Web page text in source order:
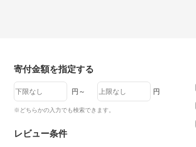
寄付金額を指定する
円～ 円
※どちらかの入力でも検索できます。
レビュー条件